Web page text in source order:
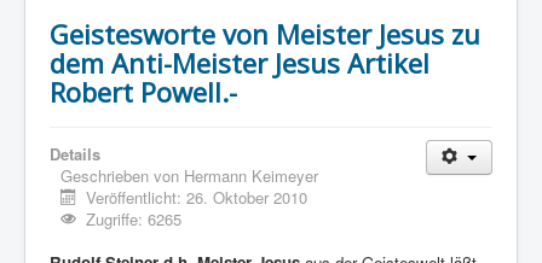
Geistesworte von Meister Jesus zu
dem Anti-Meister Jesus Artikel
Robert Powell.-
Details
Geschrieben von Hermann Keimeyer
Veröffentlicht: 26. Oktober 2010
Zugriffe: 6265